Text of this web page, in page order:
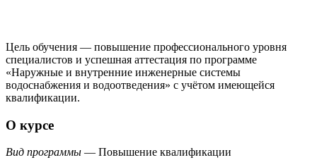
Цель обучения — повышение профессионального уровня
специалистов и успешная аттестация по программе
«Наружные и внутренние инженерные системы
водоснабжения и водоотведения» с учётом имеющейся
квалификации.
О курсе
Вид программы — Повышение квалификации